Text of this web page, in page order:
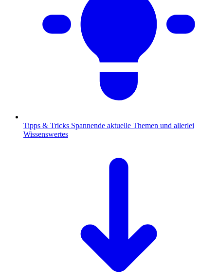
Tipps & Tricks Spannende aktuelle Themen und allerlei
Wissenswertes